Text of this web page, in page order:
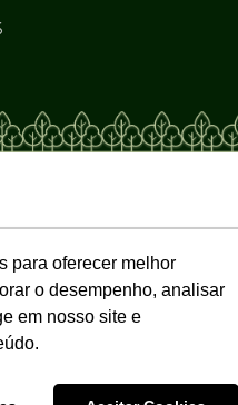
para oferecer melhor
o desempenho, analisar
em nosso site e